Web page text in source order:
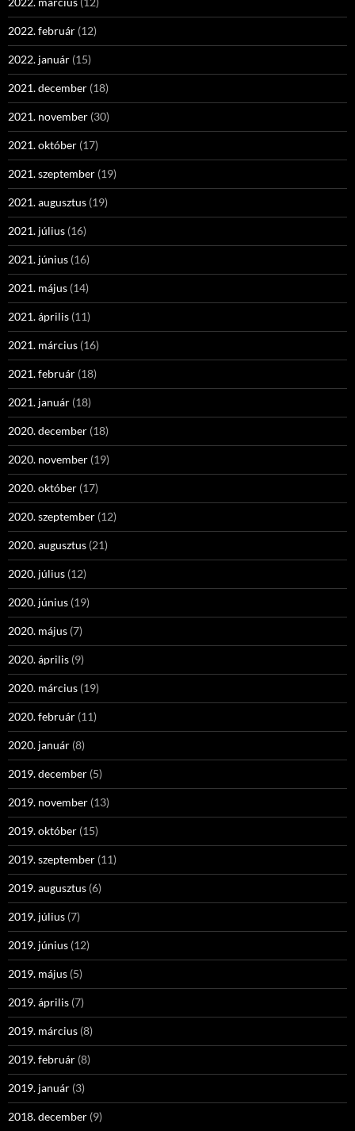
2022. február (12)
2022. január (15)
2021. december (18)
2021. november (30)
2021. október (17)
2021. szeptember (19)
2021. augusztus (19)
2021. július (16)
2021. június (16)
2021. május (14)
2021. április (11)
2021. március (16)
2021. február (18)
2021. január (18)
2020. december (18)
2020. november (19)
2020. október (17)
2020. szeptember (12)
2020. augusztus (21)
2020. július (12)
2020. június (19)
2020. május (7)
2020. április (9)
2020. március (19)
2020. február (11)
2020. január (8)
2019. december (5)
2019. november (13)
2019. október (15)
2019. szeptember (11)
2019. augusztus (6)
2019. július (7)
2019. június (12)
2019. május (5)
2019. április (7)
2019. március (8)
2019. február (8)
2019. január (3)
2018. december (9)